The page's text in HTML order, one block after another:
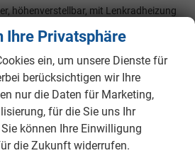
höhenverstellbar, mit Lenkradheizung
Rücksitzbank hinten geteilt,
Fahrer und Beifahrer
Fahrer- und Beifahrersitz
Ihre Privatsphäre
ein, um unsere Dienste für
berücksichtigen wir Ihre
nur die Daten für Marketing,
für die Sie uns Ihr
können Ihre Einwilligung
die Zukunft widerrufen.